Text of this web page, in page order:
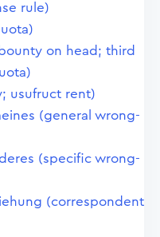
rule)
on head; third
usufruct rent)
(general wrong-
(specific wrong-
(correspondent